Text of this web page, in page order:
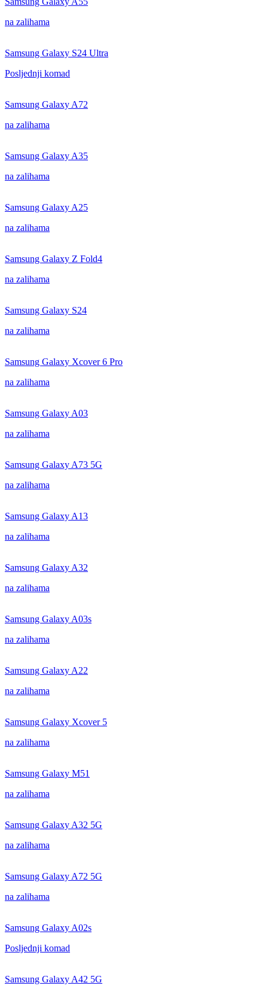
na zalihama
Samsung Galaxy S24 Ultra
Posljednji komad
Samsung Galaxy A72
na zalihama
Samsung Galaxy A35
na zalihama
Samsung Galaxy A25
na zalihama
Samsung Galaxy Z Fold4
na zalihama
Samsung Galaxy S24
na zalihama
Samsung Galaxy Xcover 6 Pro
na zalihama
Samsung Galaxy A03
na zalihama
Samsung Galaxy A73 5G
na zalihama
Samsung Galaxy A13
na zalihama
Samsung Galaxy A32
na zalihama
Samsung Galaxy A03s
na zalihama
Samsung Galaxy A22
na zalihama
Samsung Galaxy Xcover 5
na zalihama
Samsung Galaxy M51
na zalihama
Samsung Galaxy A32 5G
na zalihama
Samsung Galaxy A72 5G
na zalihama
Samsung Galaxy A02s
Posljednji komad
Samsung Galaxy A42 5G